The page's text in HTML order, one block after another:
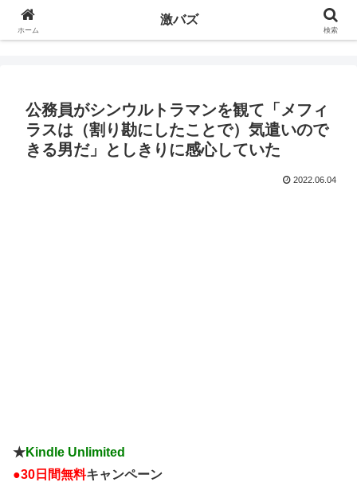
公務員がシンウルトラマンを観て「メフィ
ラスは（割り勘にしたことで）気遣いので
きる男だ」としきりに感心していた
2022.06.04
★Kindle Unlimited
●30日間無料キャンペーン
ホーム
激バズ
検索